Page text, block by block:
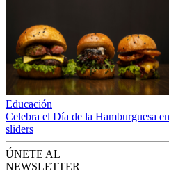
Educación
Celebra el Día de la Hamburguesa
sliders
ÚNETE AL
NEWSLETTER